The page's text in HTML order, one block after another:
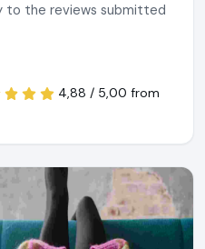
to the reviews submitted
4,88 / 5,00 from